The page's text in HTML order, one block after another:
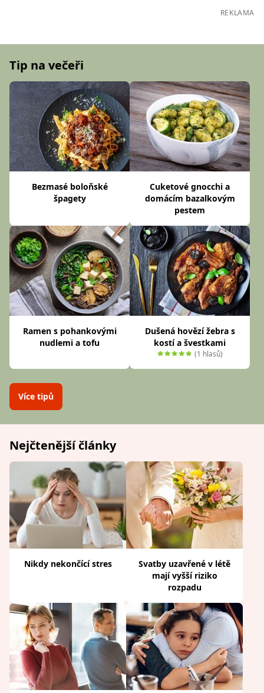
REKLAMA
Tip na večeři
Bezmasé boloňské
špagety
Cuketové gnocchi a
domácím bazalkovým
pestem
Ramen s pohankovými
nudlemi a tofu
Dušená hovězí žebra s
kostí a švestkami
(1 hlasů)
Více tipů
Nejčtenější články
Nikdy nekončící stres
Svatby uzavřené v létě
mají vyšší riziko
rozpadu